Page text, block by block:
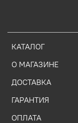
КАТАЛОГ
О МАГАЗИНЕ
ДОСТАВКА
ГАРАНТИЯ
ОПЛАТА